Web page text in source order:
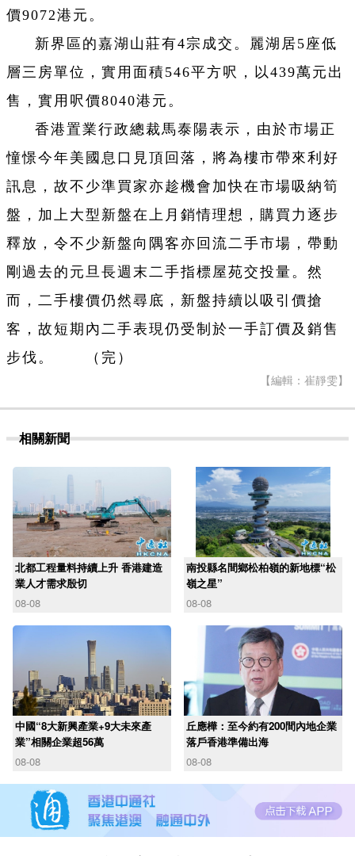
價9072港元。
新界區的嘉湖山莊有4宗成交。麗湖居5座低
層三房單位，實用面積546平方呎，以439萬元出
售，實用呎價8040港元。
香港置業行政總裁馬泰陽表示，由於市場正
憧憬今年美國息口見頂回落，將為樓市帶來利好
訊息，故不少準買家亦趁機會加快在市場吸納筍
盤，加上大型新盤在上月銷情理想，購買力逐步
釋放，令不少新盤向隅客亦回流二手市場，帶動
剛過去的元旦長週末二手指標屋苑交投量。然
而，二手樓價仍然尋底，新盤持續以吸引價搶
客，故短期內二手表現仍受制於一手訂價及銷售
步伐。 （完）
【編輯：崔靜雯】
相關新聞
北都工程量料持續上升 香港建造
業人才需求殷切
08-08
南投縣名間鄉松柏嶺的新地標“松
嶺之星”
08-08
中國“8大新興產業+9大未來產
業”相關企業超56萬
08-08
丘應樺：至今約有200間內地企業
落戶香港準備出海
08-08